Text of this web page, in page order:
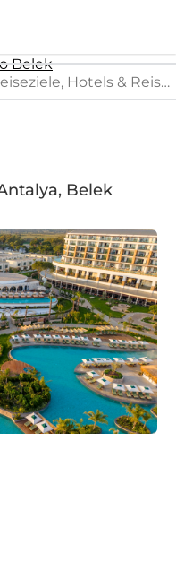
Belek
Belek